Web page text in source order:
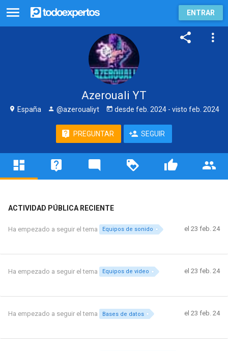
ENTRAR
Azerouali YT
España @azeroualiyt desde feb. 2024 - visto feb. 2024
PREGUNTAR SEGUIR
ACTIVIDAD PÚBLICA RECIENTE
Ha empezado a seguir el tema Equipos de sonido el 23 feb. 24
Ha empezado a seguir el tema Equipos de video el 23 feb. 24
Ha empezado a seguir el tema Bases de datos el 23 feb. 24